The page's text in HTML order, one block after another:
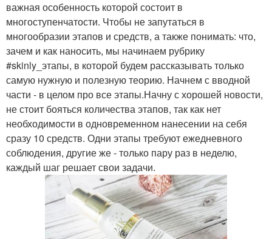
важная особенность которой состоит в
многоступенчатости. Чтобы не запутаться в
многообразии этапов и средств, а также понимать: что,
зачем и как наносить, мы начинаем рубрику
#skinly_этапы, в которой будем рассказывать только
самую нужную и полезную теорию. Начнем с вводной
части - в целом про все этапы.Начну с хорошей новости,
не стоит бояться количества этапов, так как нет
необходимости в одновременном нанесении на себя
сразу 10 средств. Одни этапы требуют ежедневного
соблюдения, другие же - только пару раз в неделю,
каждый шаг решает свои задачи.